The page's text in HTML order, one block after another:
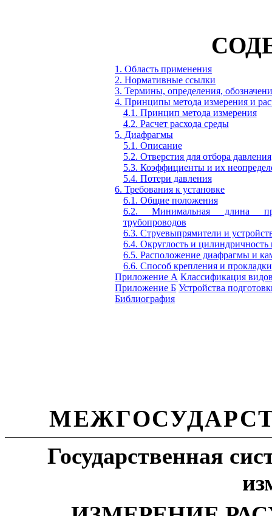
1. Область применения
2. Нормативные ссылки
3. Термины, определения,
4. Принципы метода измерения и
4.1. Принцип метода измерения
4.2. Расчет расхода среды
5. Диафрагмы
5.1. Описание
5.2. Отверстия для отбора давления
5.3. Коэффициенты и их
5.4. Потери давления
6. Требования к установке
6.1. Общие положения
6.2. Минимальная длина
трубопроводов
6.3. Струевыпрямители и
6.4. Округлость и цилиндричность
6.5. Расположение диафрагмы и
6.6. Способ крепления и прокладки
Приложение А Классификация
Приложение Б Устройства
Библиография
Государственная